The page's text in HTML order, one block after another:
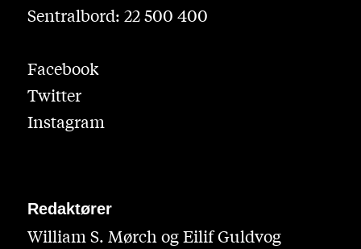
Sentralbord: 22 500 400
Facebook
Twitter
Instagram
Redaktører
William S. Mørch og Eilif Guldvog